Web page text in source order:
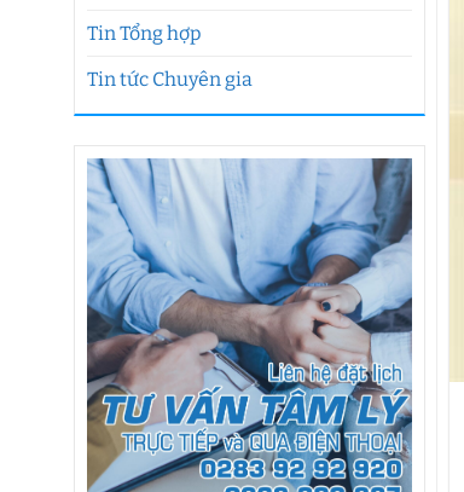
Tin Tổng hợp
Tin tức Chuyên gia